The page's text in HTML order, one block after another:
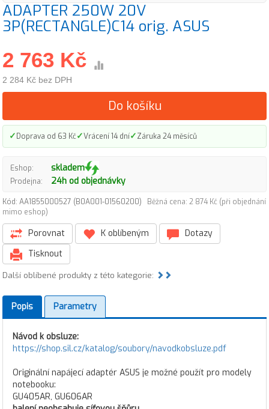
ADAPTER 250W 20V
3P(RECTANGLE)C14 orig. ASUS
2 763 Kč
2 284 Kč bez DPH
Do košíku
✓Doprava od 63 Kč✓Vrácení 14 dní✓Záruka 24 měsíců
Eshop: skladem
Prodejna: 24h od objednávky
Kód: AA1855000527 (B0A001-01560200)
Běžná cena: 2 874 Kč (při objednání
mimo eshop)
Porovnat K oblíbeným
Dotazy
Tisknout
Další oblíbené produkty z této kategorie:
Popis Parametry
Návod k obsluze:
https://shop.sil.cz/katalog/soubory/navodkobsluze.pdf
Originální napájecí adaptér ASUS je možné použít pro modely
notebooku:
GU405AR, GU606AR